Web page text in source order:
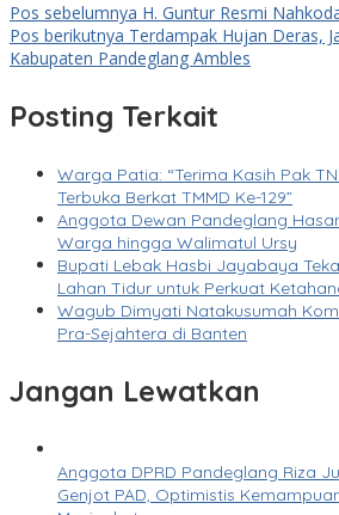
Pos sebelumnya H. Guntur Resmi
Pos berikutnya Terdampak Hujan Deras,
Kabupaten Pandeglang Ambles
Posting Terkait
Warga Patia: “Terima Kasih Pak
Terbuka Berkat TMMD Ke-129”
Anggota Dewan Pandeglang
Warga hingga Walimatul Ursy
Bupati Lebak Hasbi Jayabaya
Lahan Tidur untuk Perkuat
Wagub Dimyati Natakusumah
Pra-Sejahtera di Banten
Jangan Lewatkan
Anggota DPRD Pandeglang Riza
Genjot PAD, Optimistis